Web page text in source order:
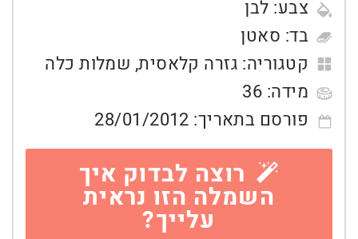
צבע: לבן
בד: סאטן
קטגוריה: גזרה קלאסית, שמלות כלה
מידה: 36
פורסם בתאריך: 28/01/2012
רוצה לבדוק איך
השמלה הזו נראית
עלייך?